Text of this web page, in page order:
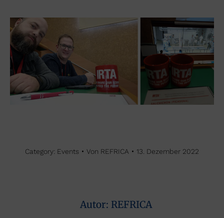
Category: Events Von REFRICA 13. Dezember 2022
Autor: REFRICA